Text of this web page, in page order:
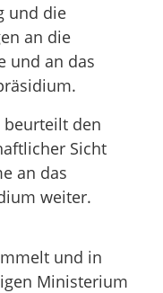
und die
an die
und an das
beurteilt den
Sicht
an das
weiter.
und in
Ministerium